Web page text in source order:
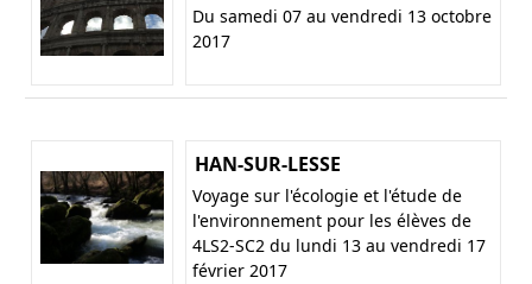
Du samedi 07 au vendredi 13 octobre
2017
HAN-SUR-LESSE
Voyage sur l'écologie et l'étude de
l'environnement pour les élèves de
4LS2-SC2 du lundi 13 au vendredi 17
février 2017